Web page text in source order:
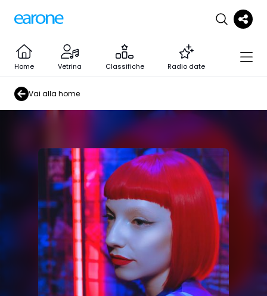
Home Vetrina Classifiche Radio date
Vai alla home